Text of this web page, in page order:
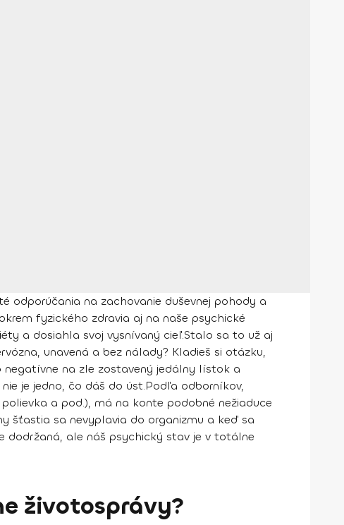
odporúčania na zachovanie duševnej pohody a
fyzického zdravia aj na naše psychické
a dosiahla svoj vysnívaný cieľ.Stalo sa to už aj
unavená a bez nálady? Kladieš si otázku,
na zle zostavený jedálny lístok a
je jedno, čo dáš do úst.Podľa odborníkov,
a pod.), má na konte podobné nežiaduce
šťastia sa nevyplavia do organizmu a keď sa
dodržaná, ale náš psychický stav je v totálne
životosprávy?